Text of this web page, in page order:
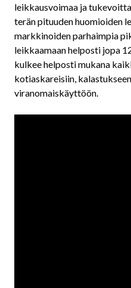
leikkausvoimaa ja
terän pituuden huomioiden
markkinoiden parhaimpia
leikkaamaan helposti jopa
kulkee helposti mukana
kotiaskareisiin,
viranomaiskäyttöön.